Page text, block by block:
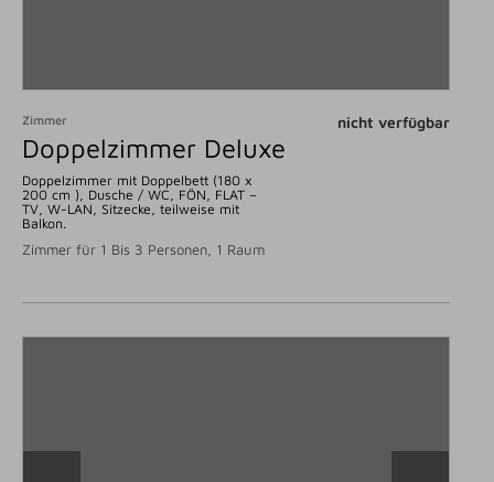
Zimmer
Doppelzimmer Deluxe
Doppelzimmer mit Doppelbett (180 x
200 cm ), Dusche / WC, FÖN, FLAT –
TV, W-LAN, Sitzecke, teilweise mit
Balkon.
Zimmer für 1 Bis 3 Personen, 1 Raum
nicht verfügbar